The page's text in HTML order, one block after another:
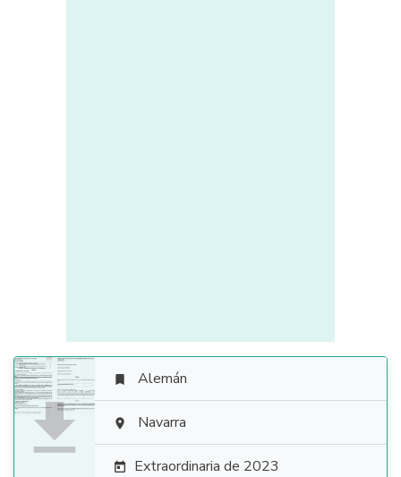

 Alemán
 Navarra
 Extraordinaria de 2023